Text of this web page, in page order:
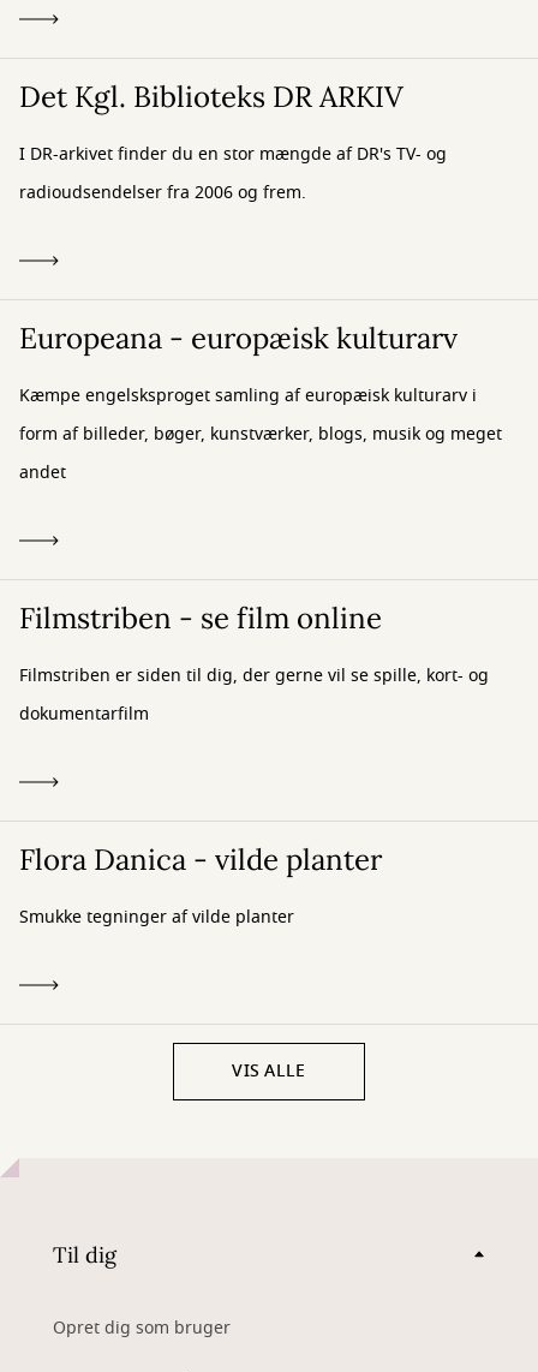
Det Kgl. Biblioteks DR ARKIV
I DR-arkivet finder du en stor mængde af DR's TV- og
radioudsendelser fra 2006 og frem.
Europeana - europæisk kulturarv
Kæmpe engelsksproget samling af europæisk kulturarv i
form af billeder, bøger, kunstværker, blogs, musik og meget
andet
Filmstriben - se film online
Filmstriben er siden til dig, der gerne vil se spille, kort- og
dokumentarfilm
Flora Danica - vilde planter
Smukke tegninger af vilde planter
VIS ALLE
Til dig
Opret dig som bruger